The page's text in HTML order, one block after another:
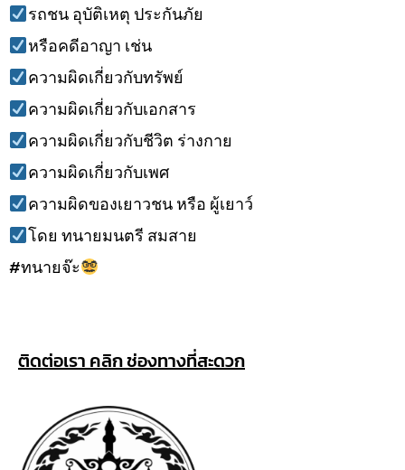
รถชน อุบัติเหตุ ประกันภัย
หรือคดีอาญา เช่น
ความผิดเกี่ยวกับทรัพย์
ความผิดเกี่ยวกับเอกสาร
ความผิดเกี่ยวกับชีวิต ร่างกาย
ความผิดเกี่ยวกับเพศ
ความผิดของเยาวชน หรือ ผู้เยาว์
โดย ทนายมนตรี สมสาย
#ทนายจ๊ะ
ติดต่อเรา คลิก ช่องทางที่สะดวก